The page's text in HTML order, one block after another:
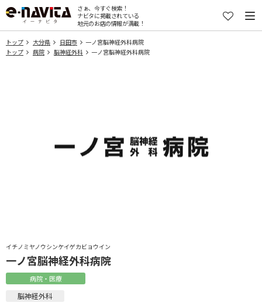
さぁ、今すぐ検索！
ナビタに掲載されている
地元のお店の情報が満載！
トップ 大分県 日田市
一ノ宮脳神経外科病院
トップ
病院 脳神経外科 一ノ宮脳神経外科病院
イチノミヤノウシンケイゲカビョウイン
一ノ宮脳神経外科病院
病院・医療
脳神経外科